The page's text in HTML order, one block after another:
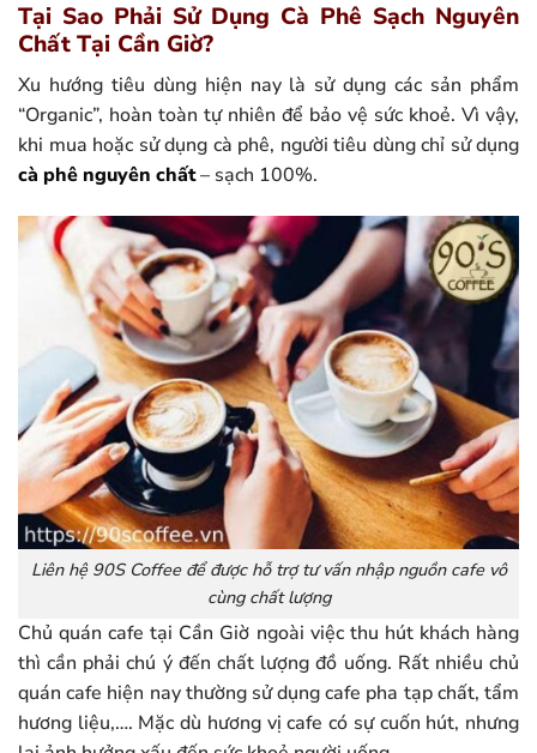
Tại Sao Phải Sử Dụng Cà Phê Sạch Nguyên
Chất Tại Cần Giờ?
Xu hướng tiêu dùng hiện nay là sử dụng các sản phẩm
“Organic”, hoàn toàn tự nhiên để bảo vệ sức khoẻ. Vì vậy,
khi mua hoặc sử dụng cà phê, người tiêu dùng chỉ sử dụng
cà phê nguyên chất– sạch 100%.
Liên hệ 90S Coffee để được hỗ trợ tư vấn nhập nguồn cafe vô
cùng chất lượng
Chủ quán cafe tại Cần Giờ ngoài việc thu hút khách hàng
thì cần phải chú ý đến chất lượng đồ uống. Rất nhiều chủ
quán cafe hiện nay thường sử dụng cafe pha tạp chất, tẩm
hương liệu,…. Mặc dù hương vị cafe có sự cuốn hút, nhưng